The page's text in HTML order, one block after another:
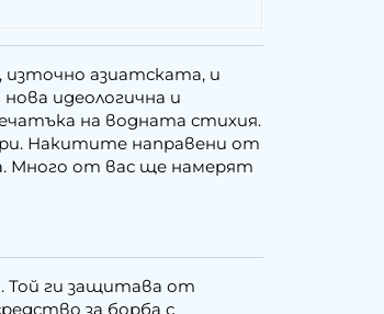
източно азиатската, и
идеологична и
на водната стихия.
Накитите направени от
Много от вас ще намерят
Той ги защитава от
за борба с